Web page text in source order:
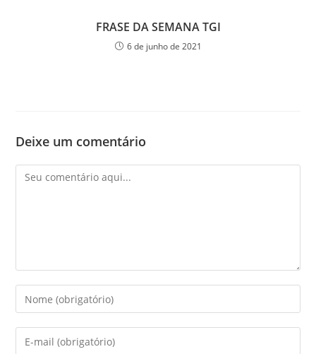
FRASE DA SEMANA TGI
6 de junho de 2021
Deixe um comentário